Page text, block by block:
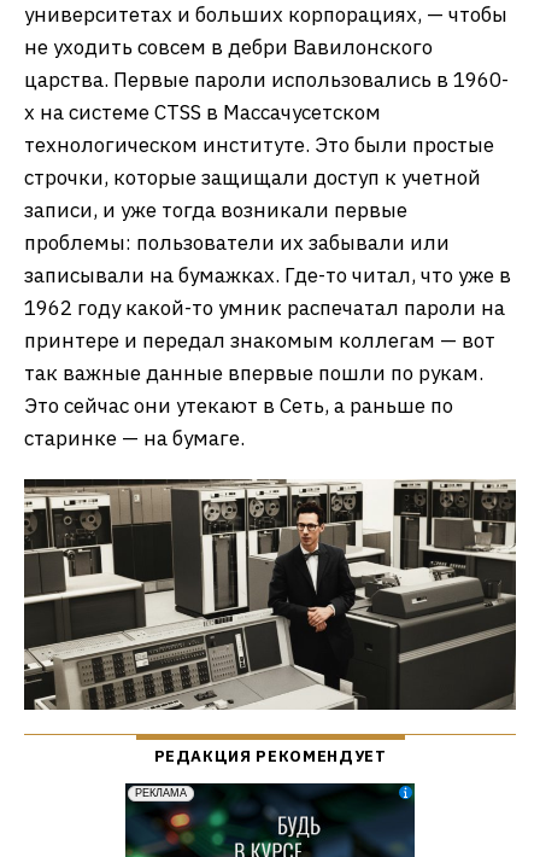
университетах и больших корпорациях, — чтобы
не уходить совсем в дебри Вавилонского
царства. Первые пароли использовались в 1960-
х на системе CTSS в Массачусетском
технологическом институте. Это были простые
строчки, которые защищали доступ к учетной
записи, и уже тогда возникали первые
проблемы: пользователи их забывали или
записывали на бумажках. Где-то читал, что уже в
1962 году какой-то умник распечатал пароли на
принтере и передал знакомым коллегам — вот
так важные данные впервые пошли по рукам.
Это сейчас они утекают в Сеть, а раньше по
старинке — на бумаге.